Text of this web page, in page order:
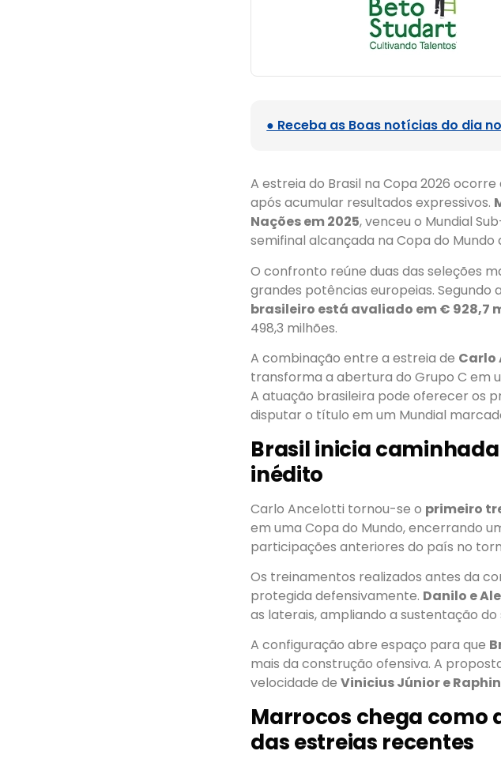
● Receba as Boas notícias do dia
A estreia do Brasil na Copa 2026
após acumular resultados expressivos.
Nações em 2025, venceu o Mundial
semifinal alcançada na Copa do Mundo
O confronto reúne duas das seleções
grandes potências europeias. Segundo a
brasileiro está avaliado em € 928,7
498,3 milhões.
A combinação entre a estreia de Carlo
transforma a abertura do Grupo C em
A atuação brasileira pode oferecer os
disputar o título em um Mundial
Brasil inicia
inédito
Carlo Ancelotti tornou-se o primeiro
em uma Copa do Mundo, encerrando
participações anteriores do país no
Os treinamentos realizados antes da
protegida defensivamente. Danilo e
as laterais, ampliando a sustentação
A configuração abre espaço para que
mais da construção ofensiva. A
velocidade deVinicius Júnior e
Marrocos chega como
das estreias recentes